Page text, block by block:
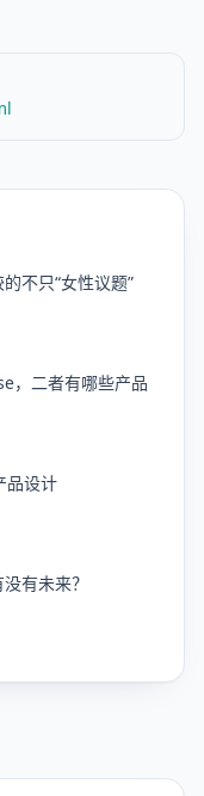
不只“女性议题”
，二者有哪些产品
品设计
有未来？